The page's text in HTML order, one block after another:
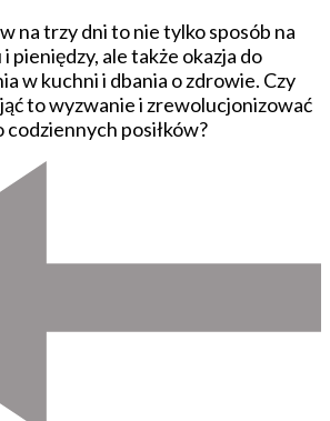
na trzy dni to nie tylko sposób na
pieniędzy, ale także okazja do
w kuchni i dbania o zdrowie. Czy
to wyzwanie i zrewolucjonizować
posiłków?